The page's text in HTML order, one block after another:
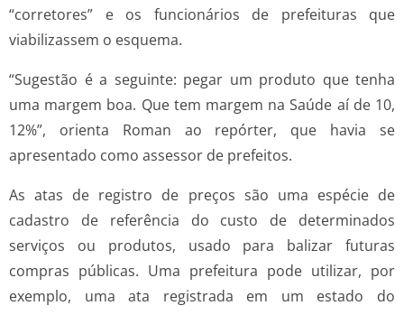
“corretores” e os funcionários de prefeituras que
viabilizassem o esquema.
“Sugestão é a seguinte: pegar um produto que tenha
uma margem boa. Que tem margem na Saúde aí de 10,
12%”, orienta Roman ao repórter, que havia se
apresentado como assessor de prefeitos.
As atas de registro de preços são uma espécie de
cadastro de referência do custo de determinados
serviços ou produtos, usado para balizar futuras
compras públicas. Uma prefeitura pode utilizar, por
exemplo, uma ata registrada em um estado do